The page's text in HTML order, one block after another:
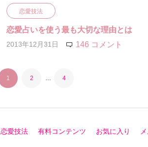
恋愛技法
恋愛占いを使う最も大切な理由とは
2013年12月31日 146 コメント
1 2 … 4
恋愛技法 有料コンテンツ お気に入り